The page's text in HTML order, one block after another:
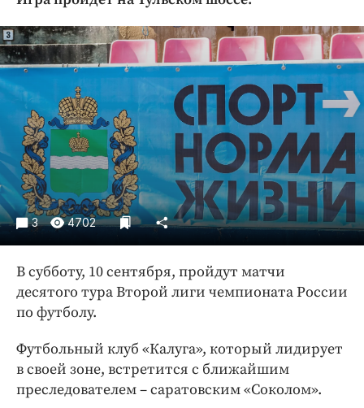
Криминал
Культура
Недвижимость и ЖКХ
Образование
Общество
Погода
Праздники
Происшествия
Спорт
Экономика и бизнес
ПРОЕКТЫ
Блоги
Издания
Медиаперсона
Интересное чтиво
Клиника года
3 4702
В субботу, 10 сентября, пройдут матчи
десятого тура Второй лиги чемпионата России
по футболу.
Футбольный клуб «Калуга», который лидирует
в своей зоне, встретится с ближайшим
преследователем – саратовским «Соколом».